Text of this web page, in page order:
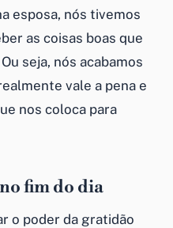
esposa, nós tivemos
as coisas boas que
seja, nós acabamos
vale a pena e
nos coloca para
fim do dia
o poder da gratidão